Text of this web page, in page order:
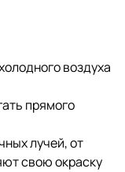
воздуха
прямого
лучей, от
свою окраску